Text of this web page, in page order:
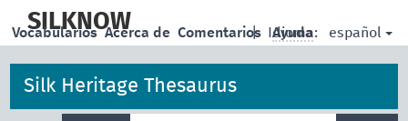
main
SILKNOW | Idioma: español
Vocabularios Acerca de Comentarios Ayuda
Silk Heritage Thesaurus